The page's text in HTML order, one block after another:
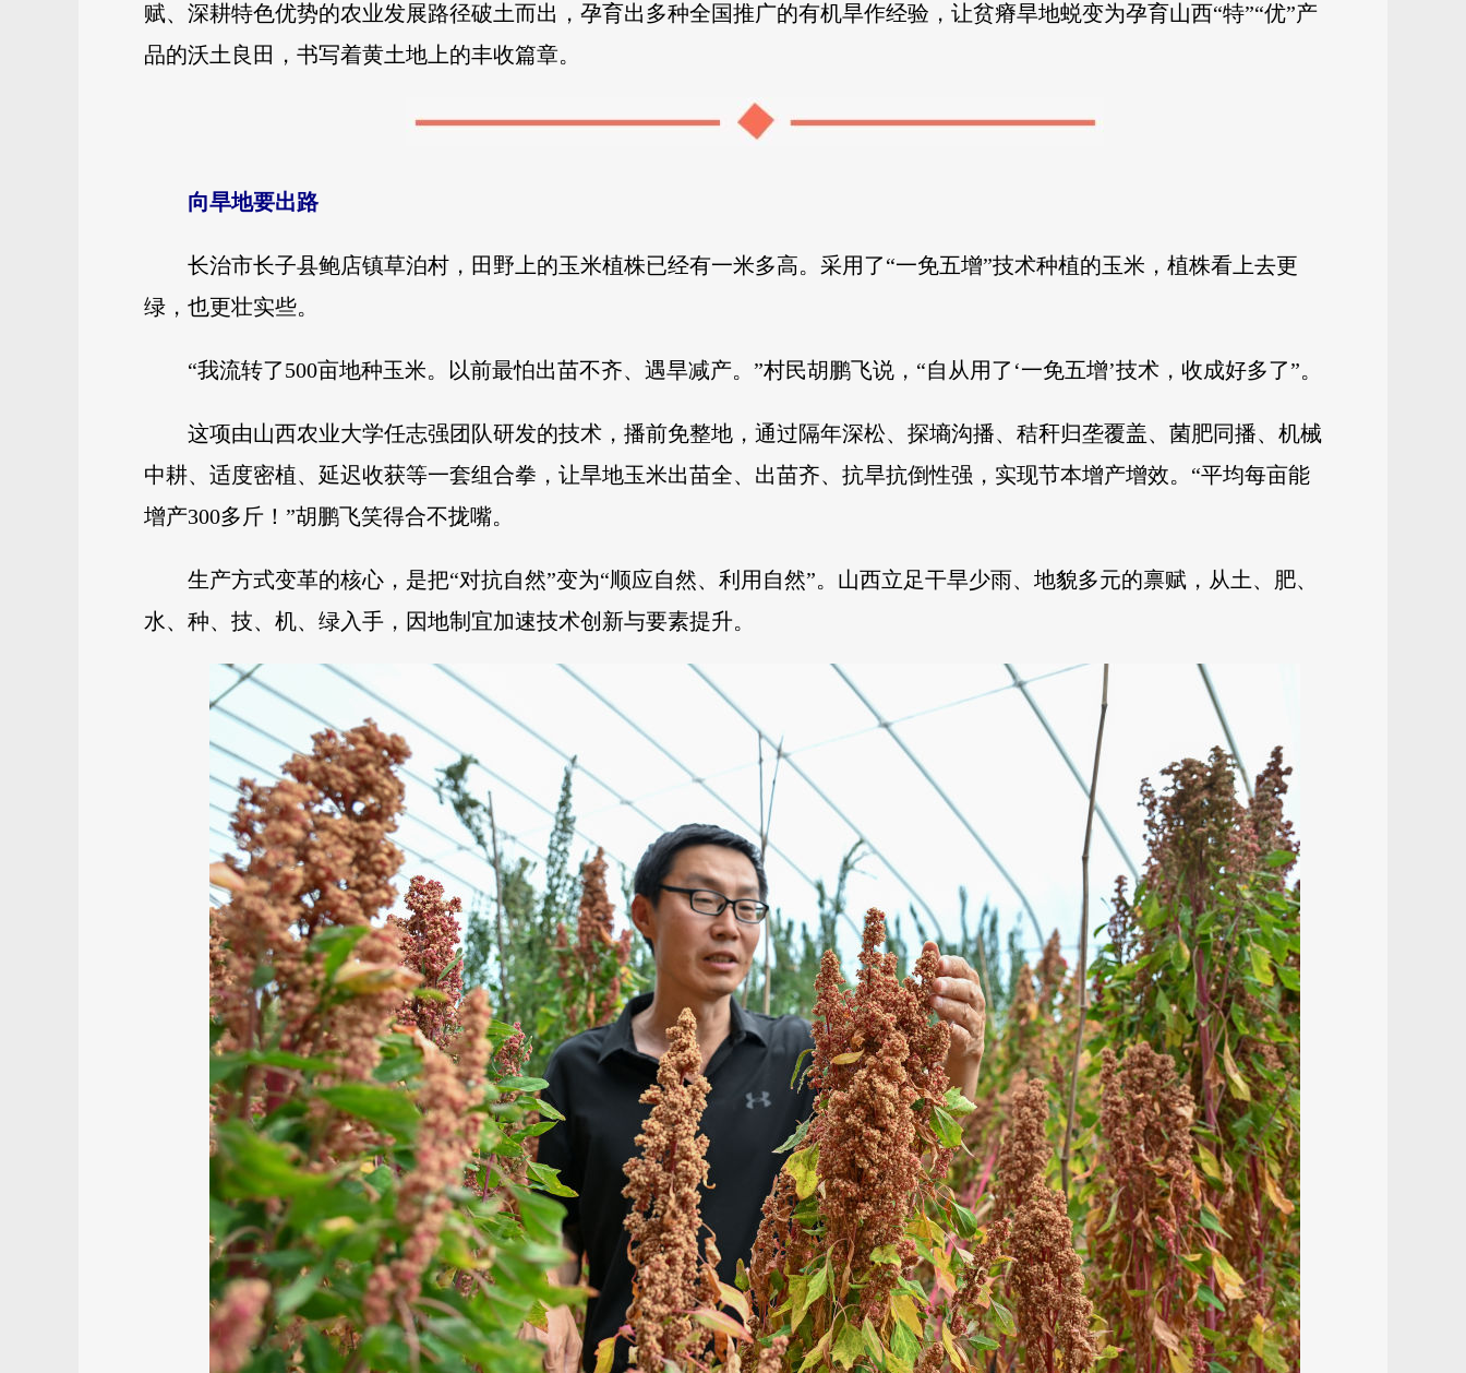
赋、深耕特色优势的农业发展路径破土而出，孕育出多种全国推广的有机旱作经验，让贫瘠旱地蜕变为孕育山西“特”“优”产
品的沃土良田，书写着黄土地上的丰收篇章。
向旱地要出路
长治市长子县鲍店镇草泊村，田野上的玉米植株已经有一米多高。采用了“一免五增”技术种植的玉米，植株看上去更
绿，也更壮实些。
“我流转了500亩地种玉米。以前最怕出苗不齐、遇旱减产。”村民胡鹏飞说，“自从用了‘一免五增’技术，收成好多了”。
这项由山西农业大学任志强团队研发的技术，播前免整地，通过隔年深松、探墒沟播、秸秆归垄覆盖、菌肥同播、机械
中耕、适度密植、延迟收获等一套组合拳，让旱地玉米出苗全、出苗齐、抗旱抗倒性强，实现节本增产增效。“平均每亩能
增产300多斤！”胡鹏飞笑得合不拢嘴。
生产方式变革的核心，是把“对抗自然”变为“顺应自然、利用自然”。山西立足干旱少雨、地貌多元的禀赋，从土、肥、
水、种、技、机、绿入手，因地制宜加速技术创新与要素提升。